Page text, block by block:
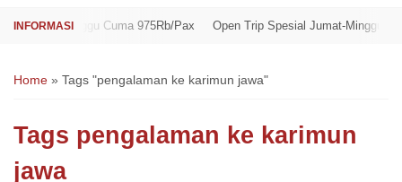
Minggu Cuma 975Rb/Pax Open Trip Spesial Jumat-Minggu Cuma
Home » Tags "pengalaman ke karimun jawa"
Tags pengalaman ke karimun
jawa